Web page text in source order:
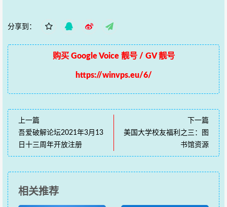
分享到：
购买 Google Voice 靓号 / GV 靓号
https://winvps.eu/6/
上一篇
吾爱破解论坛2021年3月13
日十三周年开放注册
下一篇
美国大学校友福利之三：图
书馆资源
相关推荐